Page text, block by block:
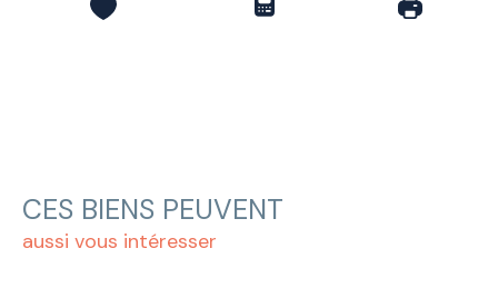
CES BIENS PEUVENT
aussi vous intéresser